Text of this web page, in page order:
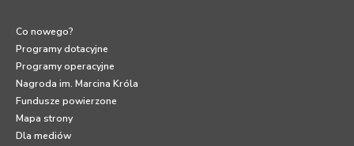
Co nowego?
Programy dotacyjne
Programy operacyjne
Nagroda im. Marcina Króla
Fundusze powierzone
Mapa strony
Dla mediów